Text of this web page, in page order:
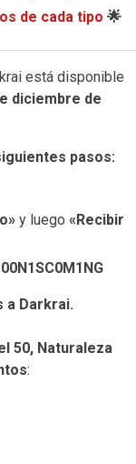
de cada tipo 🌟
está disponible
diciembre de
pasos:
y luego «Recibir
a Darkrai.
50, Naturaleza
: